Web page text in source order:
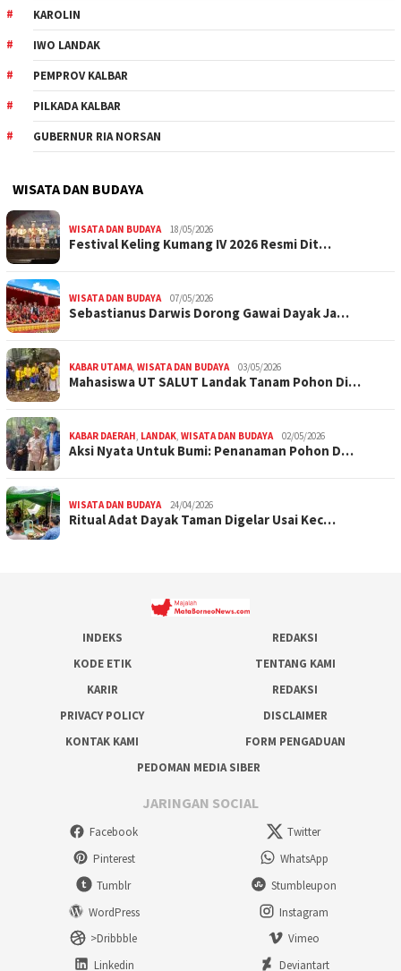
KAROLIN
IWO LANDAK
PEMPROV KALBAR
PILKADA KALBAR
GUBERNUR RIA NORSAN
WISATA DAN BUDAYA
WISATA DAN BUDAYA 18/05/2026
Festival Keling Kumang IV 2026 Resmi Dit…
WISATA DAN BUDAYA 07/05/2026
Sebastianus Darwis Dorong Gawai Dayak Ja…
KABAR UTAMA, WISATA DAN BUDAYA 03/05/2026
Mahasiswa UT SALUT Landak Tanam Pohon Di…
KABAR DAERAH, LANDAK, WISATA DAN BUDAYA 02/05/2026
Aksi Nyata Untuk Bumi: Penanaman Pohon D…
WISATA DAN BUDAYA 24/04/2026
Ritual Adat Dayak Taman Digelar Usai Kec…
INDEKS
REDAKSI
KODE ETIK
TENTANG KAMI
KARIR
REDAKSI
PRIVACY POLICY
DISCLAIMER
KONTAK KAMI
FORM PENGADUAN
PEDOMAN MEDIA SIBER
JARINGAN SOCIAL
Facebook
Twitter
Pinterest
WhatsApp
Tumblr
Stumbleupon
WordPress
Instagram
>Dribbble
Vimeo
Linkedin
Deviantart